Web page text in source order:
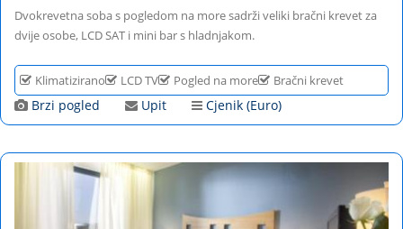
Dvokrevetna soba s pogledom na more sadrži veliki bračni krevet za
dvije osobe, LCD SAT i mini bar s hladnjakom.
Klimatizirano LCD TV Pogled na more Bračni krevet
Brzi pogled Upit Cjenik (Euro)